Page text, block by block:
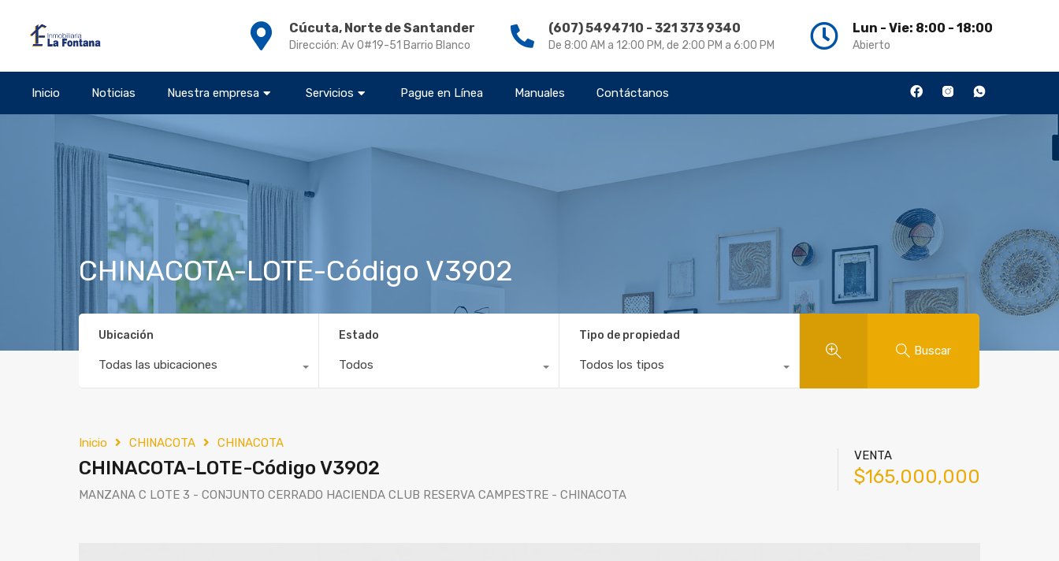
Cúcuta, Norte de Santander
Dirección: Av 0#19-51 Barrio Blanco
(607) 5494710 - 321 373 9340
De 8:00 AM a 12:00 PM, de 2:00 PM a 6:00 PM
Lun - Vie: 8:00 - 18:00
Abierto
Inicio Noticias Nuestra empresa Servicios Pague en Línea Manuales Contáctanos
CHINACOTA-LOTE-Código V3902
Ubicación
Todas las ubicaciones
Estado
Todos
Tipo de propiedad
Todos los tipos
Buscar
Inicio CHINACOTA CHINACOTA
CHINACOTA-LOTE-Código V3902
MANZANA C LOTE 3 - CONJUNTO CERRADO HACIENDA CLUB RESERVA CAMPESTRE - CHINACOTA
VENTA
$165,000,000